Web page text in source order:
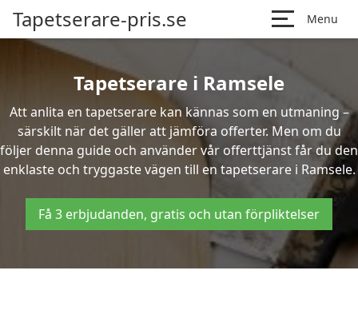
Tapetserare-pris.se Menu
Tapetserare i Ramsele
Att anlita en tapetserare kan kännas som en utmaning –
särskilt när det gäller att jämföra offerter. Men om du
följer denna guide och använder vår offerttjänst får du den
enklaste och tryggaste vägen till en tapetserare i Ramsele.
Få 3 erbjudanden, gratis och utan förpliktelser